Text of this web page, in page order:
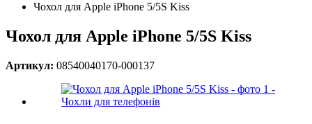
Чохол для Apple iPhone 5/5S Kiss
Чохол для Apple iPhone 5/5S Kiss
Артикул: 08540040170-000137